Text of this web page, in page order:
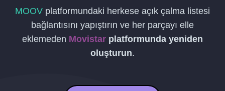
MOOV platformundaki herkese açık çalma listesi
bağlantısını yapıştırın ve her parçayı elle
eklemeden Movistar platformunda yeniden
oluşturun.